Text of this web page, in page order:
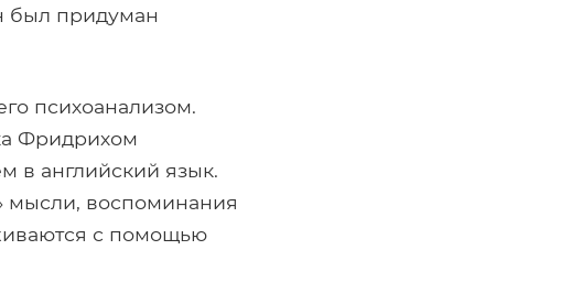
был придуман
психоанализом.
Фридрихом
в английский язык.
мысли, воспоминания
с помощью